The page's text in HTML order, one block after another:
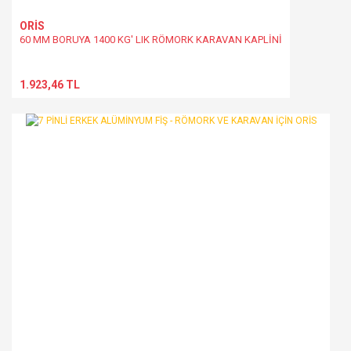
ORİS
60 MM BORUYA 1400 KG' LIK RÖMORK KARAVAN KAPLİNİ
1.923,46 TL